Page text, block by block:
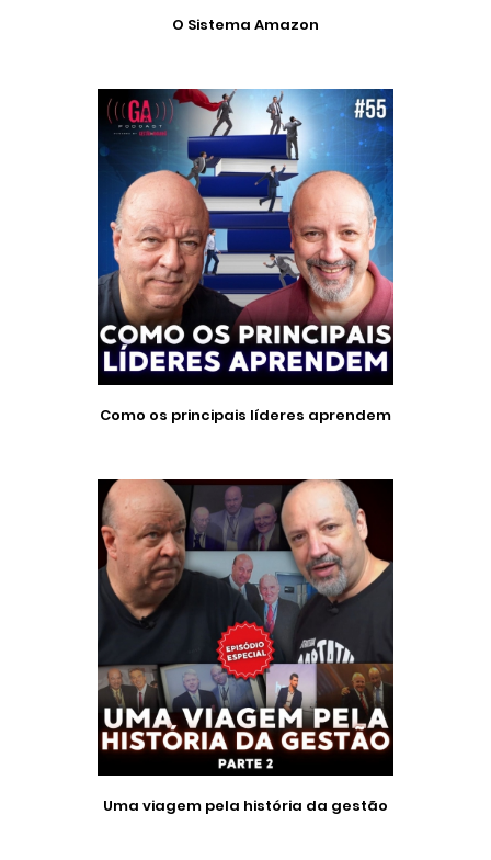
O Sistema Amazon
Como os principais líderes aprendem
Uma viagem pela história da gestão